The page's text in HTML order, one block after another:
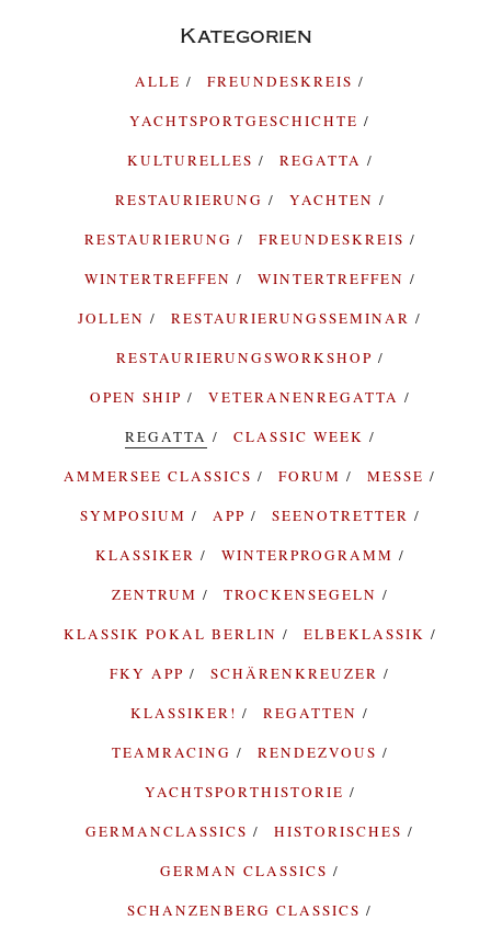
Kategorien
ALLE
FREUNDESKREIS
YACHTSPORTGESCHICHTE
KULTURELLES
REGATTA
RESTAURIERUNG
YACHTEN
RESTAURIERUNG
FREUNDESKREIS
WINTERTREFFEN
WINTERTREFFEN
JOLLEN
RESTAURIERUNGSSEMINAR
RESTAURIERUNGSWORKSHOP
OPEN SHIP
VETERANENREGATTA
REGATTA
CLASSIC WEEK
AMMERSEE CLASSICS
FORUM
MESSE
SYMPOSIUM
APP
SEENOTRETTER
KLASSIKER
WINTERPROGRAMM
ZENTRUM
TROCKENSEGELN
KLASSIK POKAL BERLIN
ELBEKLASSIK
FKY APP
SCHÄRENKREUZER
KLASSIKER!
REGATTEN
TEAMRACING
RENDEZVOUS
YACHTSPORTHISTORIE
GERMANCLASSICS
HISTORISCHES
GERMAN CLASSICS
SCHANZENBERG CLASSICS